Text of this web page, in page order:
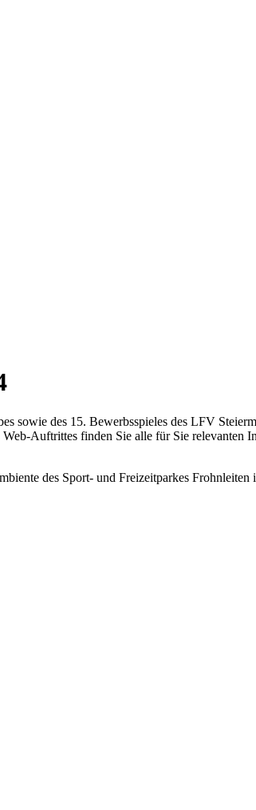
sowie des 15. Bewerbsspieles des LFV
Auftrittes finden Sie alle für Sie relevanten
des Sport- und Freizeitparkes